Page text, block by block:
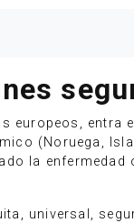
entra
(Noruega,
la
universal,